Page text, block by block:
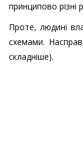
принципово різні
Проте, людині
схемами.
складніше).